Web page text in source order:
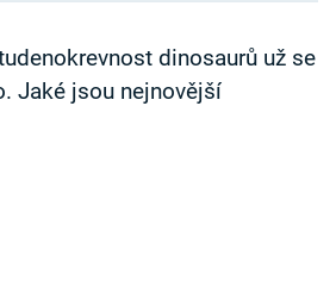
dinosaurů už se
Jaké jsou nejnovější